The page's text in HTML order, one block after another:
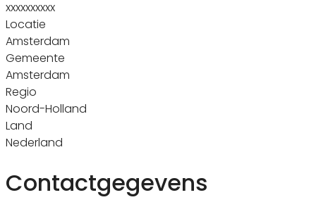
xxxxxxxxxx
Locatie
Amsterdam
Gemeente
Amsterdam
Regio
Noord-Holland
Land
Nederland
Contactgegevens